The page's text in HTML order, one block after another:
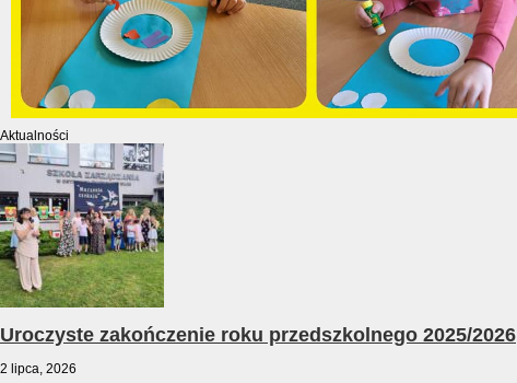
Aktualności
Uroczyste zakończenie roku przedszkolnego 2025/2026
2 lipca, 2026